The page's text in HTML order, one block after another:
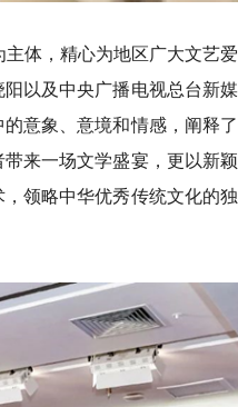
体，精心为地区广大文艺
以及中央广播电视总台新
意象、意境和情感，阐释
来一场文学盛宴，更以新
领略中华优秀传统文化的